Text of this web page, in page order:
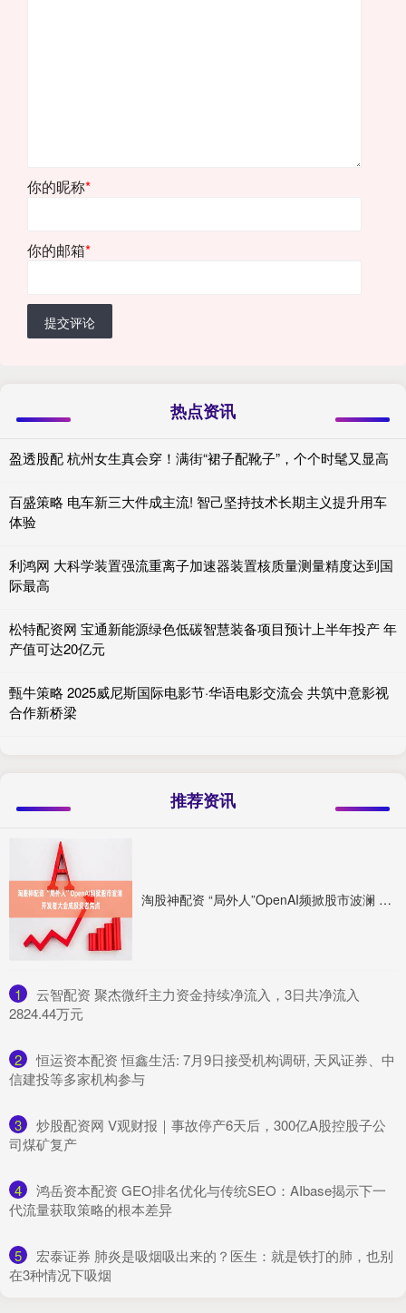
你的昵称*
你的邮箱*
提交评论
热点资讯
盈透股配 杭州女生真会穿！满街“裙子配靴子”，个个时髦又显高
百盛策略 电车新三大件成主流! 智己坚持技术长期主义提升用车
体验
利鸿网 大科学装置强流重离子加速器装置核质量测量精度达到国
际最高
松特配资网 宝通新能源绿色低碳智慧装备项目预计上半年投产 年
产值可达20亿元
甄牛策略 2025威尼斯国际电影节·华语电影交流会 共筑中意影视
合作新桥梁
推荐资讯
淘股神配资 “局外人”OpenAI频掀股市波澜 开发者大会成投资者焦点
1
​云智配资 聚杰微纤主力资金持续净流入，3日共净流入
2824.44万元
2
​恒运资本配资 恒鑫生活: 7月9日接受机构调研, 天风证券、中
信建投等多家机构参与
3
​炒股配资网 V观财报｜事故停产6天后，300亿A股控股子公
司煤矿复产
4
​鸿岳资本配资 GEO排名优化与传统SEO：AIbase揭示下一
代流量获取策略的根本差异
5
​宏泰证券 肺炎是吸烟吸出来的？医生：就是铁打的肺，也别
在3种情况下吸烟